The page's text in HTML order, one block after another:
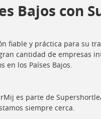
Bajos con
fiable y práctica para su
cantidad de empresas
los Países Bajos.
es parte de
siempre cerca.